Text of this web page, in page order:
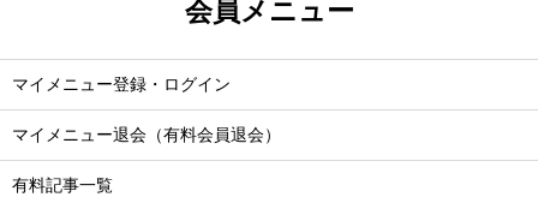
会員メニュー
マイメニュー登録・ログイン
マイメニュー退会（有料会員退会）
有料記事一覧